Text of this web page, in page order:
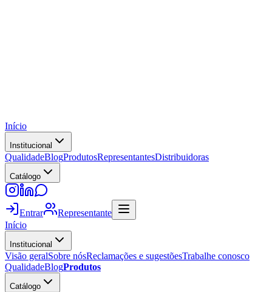
Início
Institucional
QualidadeBlogProdutosRepresentantesDistribuidoras
Catálogo
Entrar
Representante
Início
Institucional
Visão geralSobre nósReclamações e sugestõesTrabalhe conosco
QualidadeBlogProdutos
Catálogo